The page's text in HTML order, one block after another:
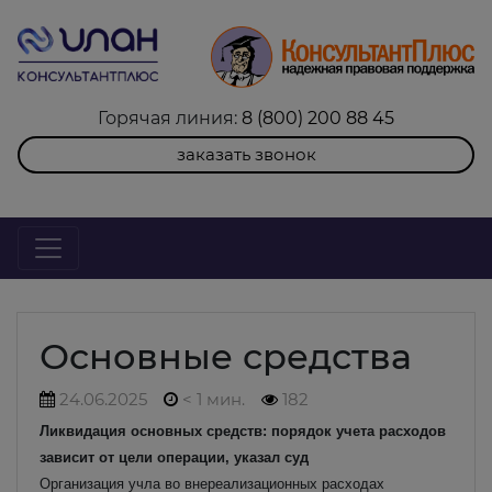
Горячая линия: 8 (800) 200 88 45
заказать звонок
Основные средства
24.06.2025 < 1 мин. 182
Ликвидация основных средств: порядок учета расходов
зависит от цели операции, указал суд
Организация учла во внереализационных расходах